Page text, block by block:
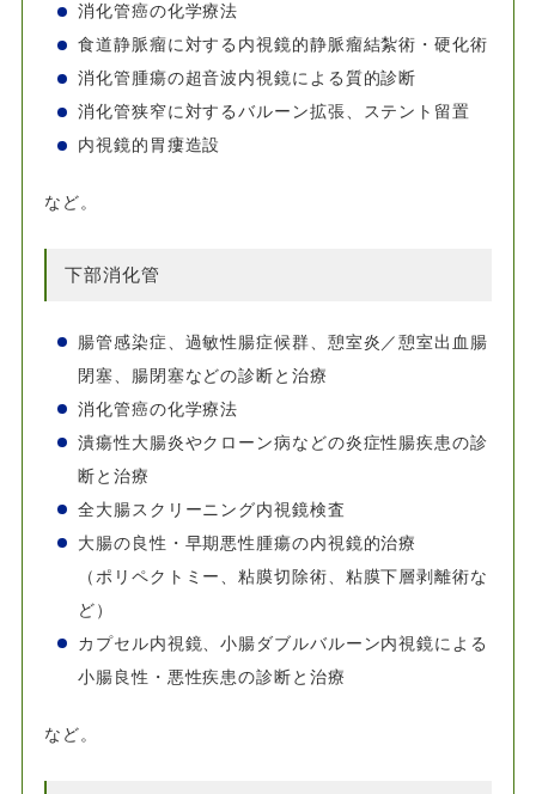
消化管癌の化学療法
食道静脈瘤に対する内視鏡的静脈瘤結紮術・硬化術
消化管腫瘍の超音波内視鏡による質的診断
消化管狭窄に対するバルーン拡張、ステント留置
内視鏡的胃瘻造設
など。
下部消化管
腸管感染症、過敏性腸症候群、憩室炎／憩室出血腸
閉塞、腸閉塞などの診断と治療
消化管癌の化学療法
潰瘍性大腸炎やクローン病などの炎症性腸疾患の診
断と治療
全大腸スクリーニング内視鏡検査
大腸の良性・早期悪性腫瘍の内視鏡的治療
（ポリペクトミー、粘膜切除術、粘膜下層剥離術な
ど）
カプセル内視鏡、小腸ダブルバルーン内視鏡による
小腸良性・悪性疾患の診断と治療
など。